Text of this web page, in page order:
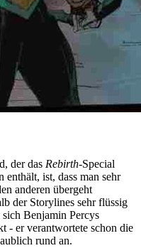
der das Rebirth-Special
enthält, ist, dass man sehr
anderen übergeht
der Storylines sehr flüssig
Benjamin Percys
- er verantwortete schon die
rund an.